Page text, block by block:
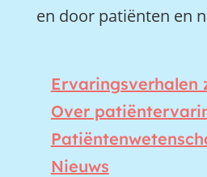
en door patiënten en
Ervaringsverhalen
Over
Nieuws